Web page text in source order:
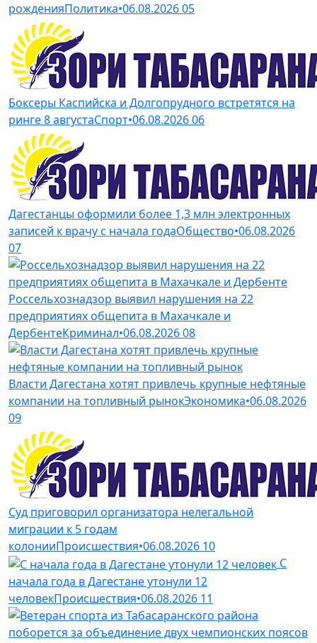
рожденияПолитика•06.08.202605
Боксеры Каспийска и Долгопрудного встретятся на
ринге 8 августаСпорт•06.08.202606
Дагестанцы оформили более 1,3 млн электронных
записей к врачу с начала годаОбщество•06.08.2026
07
Россельхознадзор выявил нарушения на 22
предприятиях общепита в Махачкале и
ДербентеКриминал•06.08.202608
Власти Дагестана хотят привлечь крупные нефтяные
компании на топливный рынокЭкономика•06.08.2026
09
Суд приговорил организатора нелегальной
миграции к 5 годам
колонииПроисшествия•06.08.2026 10
С
начала года в Дагестане утонули 12
человекПроисшествия•06.08.2026 11